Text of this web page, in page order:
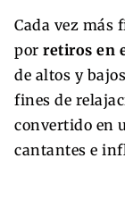
Cada vez más
por retiros en
de altos y
fines de
convertido en
cantantes e